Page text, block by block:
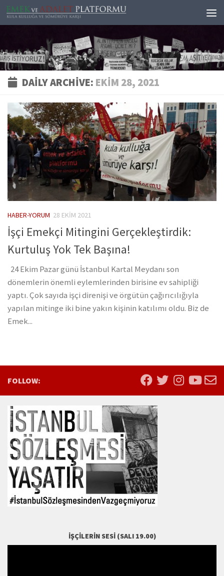
Skip to content
DAILY ARCHIVE: EKIM 28, 2021
HABER-YORUM 28 EKIM 2021
İşçi Emekçi Mitingini Gerçekleştirdik:
Kurtuluş Yok Tek Başına!
24 Ekim Pazar günü İstanbul Kartal Meydanı son
dönemlerin önemli eylemlerinden birisine ev sahipliği
yaptı. Çok sayıda işçi direnişi ve örgütün çağırıcılığıyla
yapılan mitinge iki bine yakın kişinin katılımı oldu. Biz de
Emek...
FOLLOW:
İŞÇILERIN SESI (SALI 19.00)